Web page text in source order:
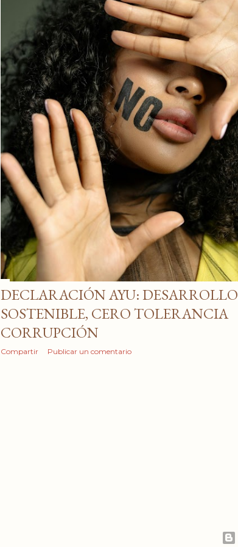
DECLARACIÓN AYU: DESARROLLO
SOSTENIBLE, CERO TOLERANCIA
CORRUPCIÓN
Compartir Publicar un comentario